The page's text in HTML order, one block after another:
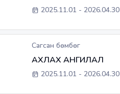
2025.11.01 - 2026.04.30
Сагсан бөмбөг
АХЛАХ АНГИЛАЛ
2025.11.01 - 2026.04.30